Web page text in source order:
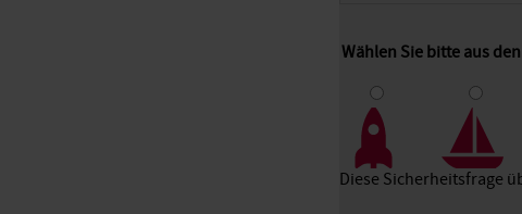
Wählen Sie bitte aus
Diese Sicherheitsfrage